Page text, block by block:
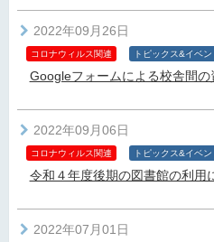
2022年09月26日
コロナウィルス関連 トピックス&イベン
Googleフォームによる校舎間
2022年09月06日
コロナウィルス関連 トピックス&イベン
令和４年度後期の図書館の利用
2022年07月01日